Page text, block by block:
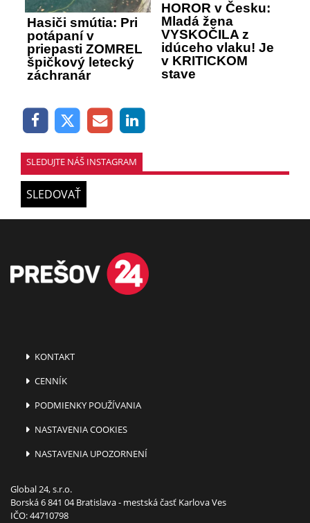
Hasiči smútia: Pri
potápaní v
priepasti ZOMREL
špičkový letecký
záchranár
HOROR v Česku:
Mladá žena
VYSKOČILA z
idúceho vlaku! Je
v KRITICKOM
stave
SLEDUJTE NÁŠ INSTAGRAM
SLEDOVAŤ
KONTAKT
CENNÍK
PODMIENKY POUŽÍVANIA
NASTAVENIA COOKIES
NASTAVENIA UPOZORNENÍ
Global 24, s.r.o.
Borská 6 841 04 Bratislava - mestská časť Karlova Ves
IČO: 44710798